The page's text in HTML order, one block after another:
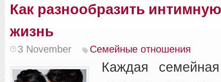
Как разнообразить
жизнь
3 November Семейные отношения
Каждая